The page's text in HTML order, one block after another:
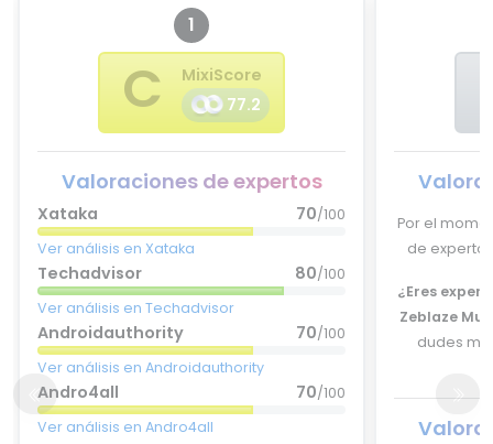
1
C
MixiScore
77.2
Valoraciones de expertos
Xataka 70/100
Ver análisis en Xataka
Techadvisor 80/100
Ver análisis en Techadvisor
Androidauthority 70/100
Ver análisis en Androidauthority
Andro4all 70/100
Ver análisis en Andro4all
Por el
de
¿Eres
Zeblaze
dudes